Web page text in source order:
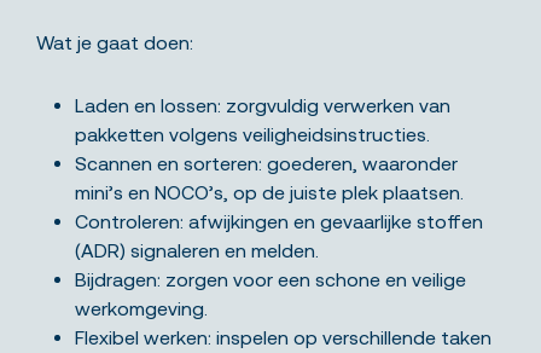
Wat je gaat doen:
Laden en lossen: zorgvuldig verwerken van
pakketten volgens veiligheidsinstructies.
Scannen en sorteren: goederen, waaronder
mini’s en NOCO’s, op de juiste plek plaatsen.
Controleren: afwijkingen en gevaarlijke stoffen
(ADR) signaleren en melden.
Bijdragen: zorgen voor een schone en veilige
werkomgeving.
Flexibel werken: inspelen op verschillende taken